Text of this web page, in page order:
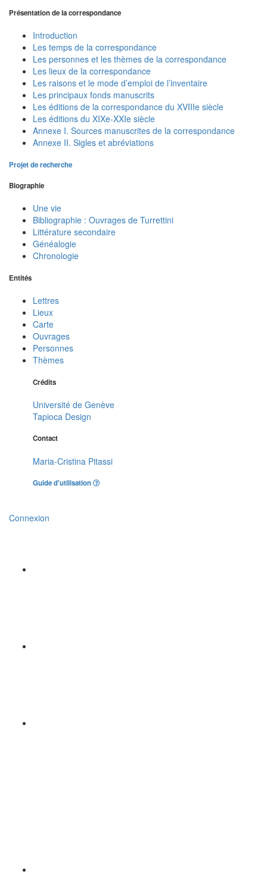
Présentation de la correspondance
Introduction
Les temps de la correspondance
Les personnes et les thèmes de la correspondance
Les lieux de la correspondance
Les raisons et le mode d’emploi de l’inventaire
Les principaux fonds manuscrits
Les éditions de la correspondance du XVIIIe siècle
Les éditions du XIXe-XXIe siècle
Annexe I. Sources manuscrites de la correspondance
Annexe II. Sigles et abréviations
Projet de recherche
Biographie
Une vie
Bibliographie : Ouvrages de Turrettini
Littérature secondaire
Généalogie
Chronologie
Entités
Lettres
Lieux
Carte
Ouvrages
Personnes
Thèmes
Crédits
Université de Genève
Tapioca Design
Contact
Maria-Cristina Pitassi
Guide d'utilisation
Connexion